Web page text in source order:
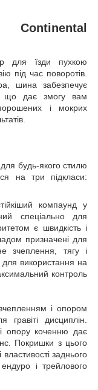
Continental
для їзди пухкою
під час поворотів.
шина забезпечує
що дає змогу вам
і мокрих
будь-якого стилю
на три підкласи:
компаунд у
спеціально для
є швидкість і
призначені для
зчеплення, тягу і
для використання на
контроль
і опором
гравіті дисциплін.
опору коченню дає
Покришки з цього
заднього
і трейлового